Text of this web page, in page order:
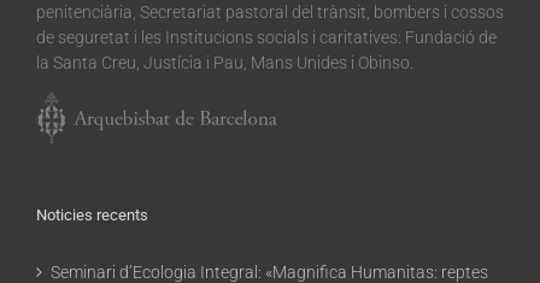
penitenciària, Secretariat pastoral del trànsit, bombers i cossos
de seguretat i les Institucions socials i caritatives: Fundació de
la Santa Creu, Justícia i Pau, Mans Unides i Obinso.
Noticies recents
Seminari d’Ecologia Integral: «Magnifica Humanitas: reptes